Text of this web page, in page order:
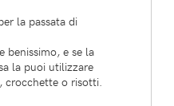
la passata di
benissimo, e se la
la puoi utilizzare
crocchette o risotti.